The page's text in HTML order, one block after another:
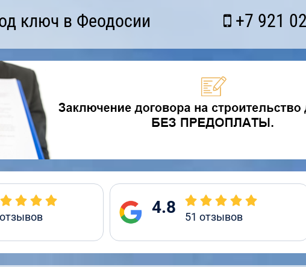
ключ в Феодосии +7 921
отзывов 4.8 51 отзывов